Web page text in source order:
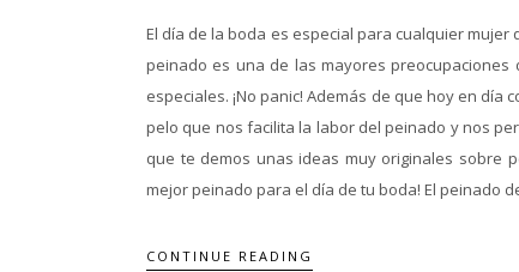
El día de la boda es especial para cualquier
peinado es una de las mayores
especiales. ¡No panic! Además de que hoy en
pelo que nos facilita la labor del peinado y nos
que te demos unas ideas muy originales sobre
mejor peinado para el día de tu boda! El peinado
CONTINUE READING